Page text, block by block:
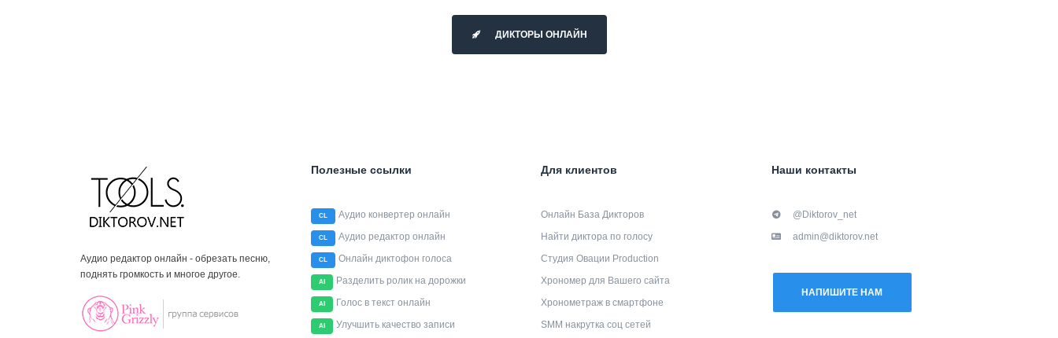
ДИКТОРЫ ОНЛАЙН
Аудио редактор онлайн - обрезать песню,
поднять громкость и многое другое.
Полезные ссылки
CL Аудио конвертер онлайн
CL Аудио редактор онлайн
CL Онлайн диктофон голоса
AI Разделить ролик на дорожки
AI Голос в текст онлайн
AI Улучшить качество записи
Для клиентов
Онлайн База Дикторов
Найти диктора по голосу
Студия Овации Production
Хрономер для Вашего сайта
Хронометраж в смартфоне
SMM накрутка соц сетей
Наши контакты
@Diktorov_net
admin@diktorov.net
НАПИШИТЕ НАМ